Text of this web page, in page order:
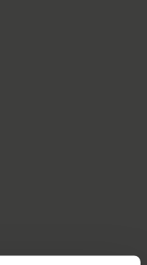
nicht der gewohnten